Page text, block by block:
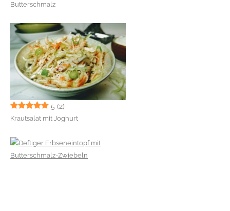
Butterschmalz
5 (2)
Krautsalat mit Joghurt